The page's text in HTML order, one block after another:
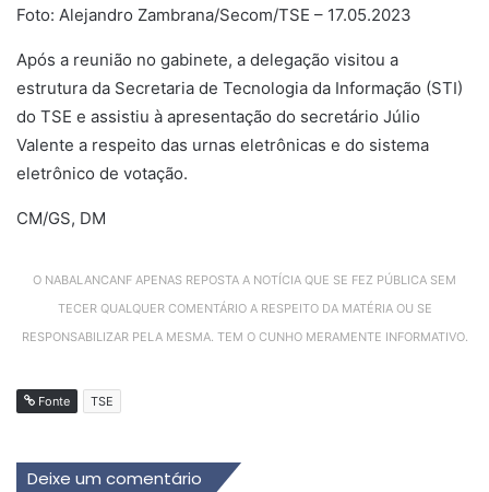
Foto: Alejandro Zambrana/Secom/TSE – 17.05.2023
Após a reunião no gabinete, a delegação visitou a
estrutura da Secretaria de Tecnologia da Informação (STI)
do TSE e assistiu à apresentação do secretário Júlio
Valente a respeito das urnas eletrônicas e do sistema
eletrônico de votação.
CM/GS, DM
O NABALANCANF APENAS REPOSTA A NOTÍCIA QUE SE FEZ PÚBLICA SEM
TECER QUALQUER COMENTÁRIO A RESPEITO DA MATÉRIA OU SE
RESPONSABILIZAR PELA MESMA. TEM O CUNHO MERAMENTE INFORMATIVO.
Fonte TSE
Deixe um comentário